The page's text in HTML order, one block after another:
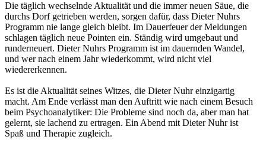
Die täglich wechselnde Aktualität und die immer neuen Säue, die
durchs Dorf getrieben werden, sorgen dafür, dass Dieter Nuhrs
Programm nie lange gleich bleibt. Im Dauerfeuer der Meldungen
schlagen täglich neue Pointen ein. Ständig wird umgebaut und
runderneuert. Dieter Nuhrs Programm ist im dauernden Wandel,
und wer nach einem Jahr wiederkommt, wird nicht viel
wiedererkennen.
Es ist die Aktualität seines Witzes, die Dieter Nuhr einzigartig
macht. Am Ende verlässt man den Auftritt wie nach einem Besuch
beim Psychoanalytiker: Die Probleme sind noch da, aber man hat
gelernt, sie lachend zu ertragen. Ein Abend mit Dieter Nuhr ist
Spaß und Therapie zugleich.